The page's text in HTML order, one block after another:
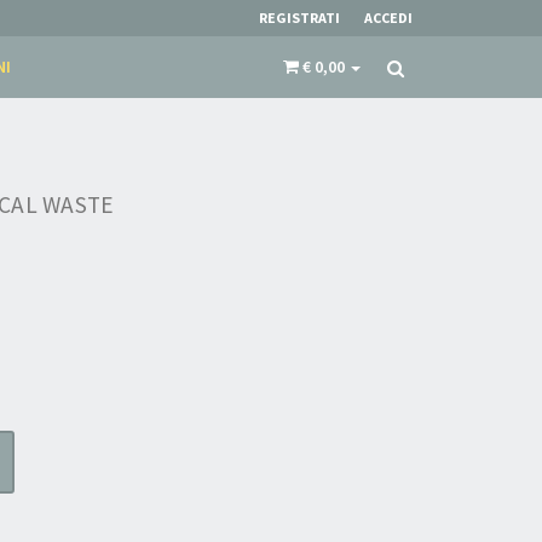
REGISTRATI ACCEDI
€ 0,00
WASTE